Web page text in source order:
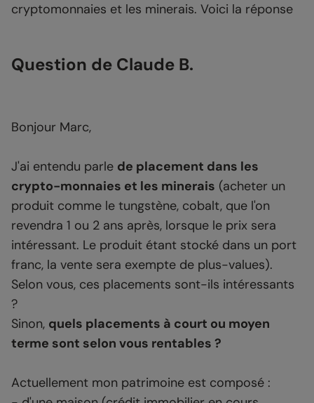
cryptomonnaies et les minerais. Voici la réponse
Question de Claude B.
Bonjour Marc,
J'ai entendu parle de placement dans les
crypto-monnaies et les minerais (acheter un
produit comme le tungstène, cobalt, que l'on
revendra 1 ou 2 ans après, lorsque le prix sera
intéressant. Le produit étant stocké dans un port
franc, la vente sera exempte de plus-values).
Selon vous, ces placements sont-ils intéressants
?
Sinon, quels placements à court ou moyen
terme sont selon vous rentables ?
Actuellement mon patrimoine est composé :